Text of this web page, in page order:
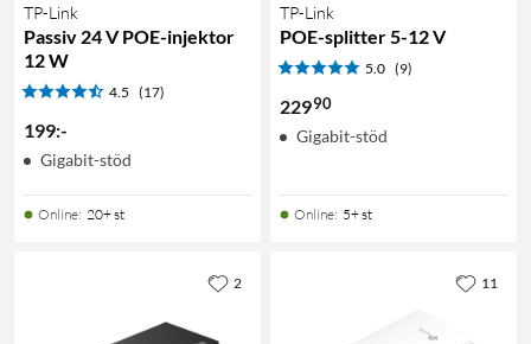
TP-Link
Passiv 24 V POE-injektor
12 W
4.5 (17)
199:-
Gigabit-stöd
Online: 20+ st
TP-Link
POE-splitter 5-12 V
5.0 (9)
22990
Gigabit-stöd
Online: 5+ st
2 11